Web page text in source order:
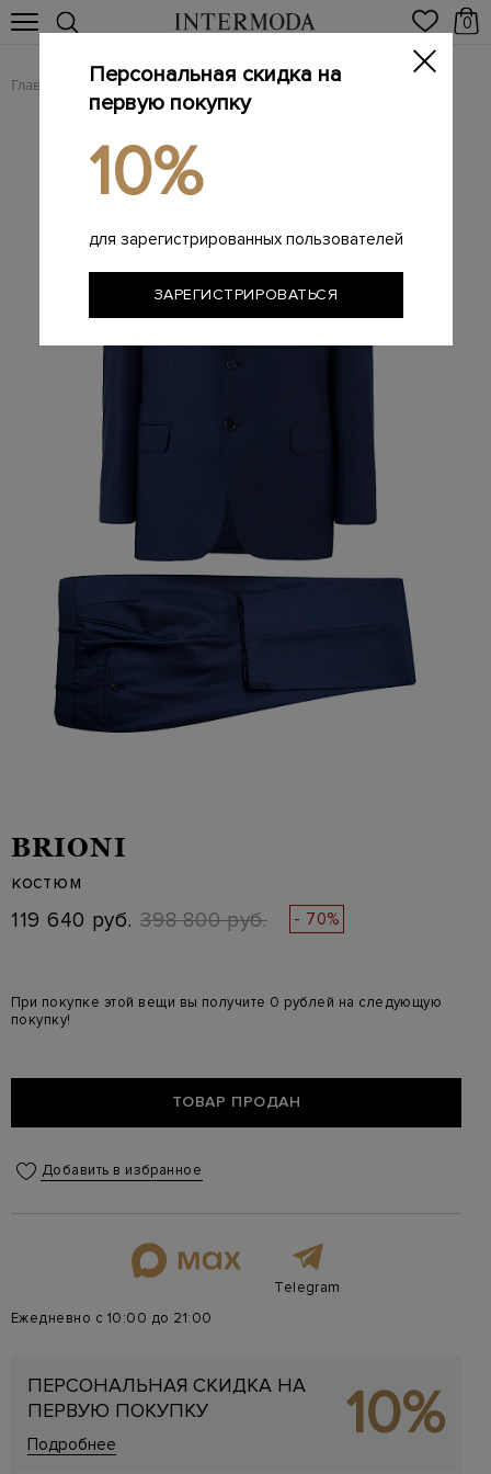
0
Главная Мужчинам / Одежда / Костюмы
BRIONI
костюм
119 640 руб. 398 800 руб. - 70%
При покупке этой вещи вы получите 0 рублей на следующую
покупку!
ТОВАР ПРОДАН
Добавить в избранное
Telegram
Ежедневно с 10:00 до 21:00
ПЕРСОНАЛЬНАЯ СКИДКА НА
ПЕРВУЮ ПОКУПКУ
Подробнее 10%
Персональная скидка на
первую покупку
10%
для зарегистрированных пользователей
ЗАРЕГИСТРИРОВАТЬСЯ